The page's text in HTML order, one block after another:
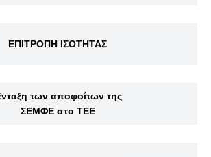
ΕΠΙΤΡΟΠΗ ΙΣΟΤΗΤΑΣ
των αποφοίτων της
ΣΕΜΦΕ στο ΤΕΕ